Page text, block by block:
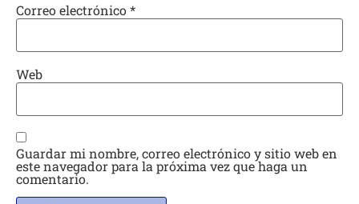
Correo electrónico*
Web
Guardar mi nombre, correo electrónico y sitio web en
este navegador para la próxima vez que haga un
comentario.